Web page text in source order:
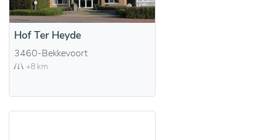
Hof Ter Heyde
3460-Bekkevoort
+8 km